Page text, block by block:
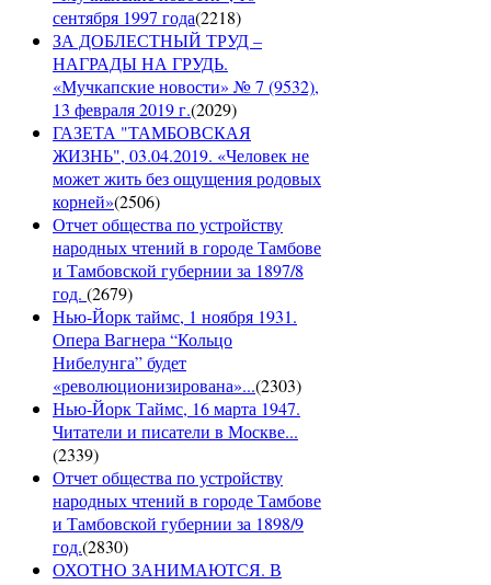
сентября 1997 года(2218)
ЗА ДОБЛЕСТНЫЙ ТРУД –
НАГРАДЫ НА ГРУДЬ.
«Мучкапские новости» № 7 (9532),
13 февраля 2019 г.(2029)
ГАЗЕТА "ТАМБОВСКАЯ
ЖИЗНЬ", 03.04.2019. «Человек не
может жить без ощущения родовых
корней»(2506)
Отчет общества по устройству
народных чтений в городе Тамбове
и Тамбовской губернии за 1897/8
год. (2679)
Нью-Йорк таймс, 1 ноября 1931.
Опера Вагнера “Кольцо
Нибелунга” будет
«революционизирована»...(2303)
Нью-Йорк Таймс, 16 марта 1947.
Читатели и писатели в Москве...
(2339)
Отчет общества по устройству
народных чтений в городе Тамбове
и Тамбовской губернии за 1898/9
год.(2830)
ОХОТНО ЗАНИМАЮТСЯ. В